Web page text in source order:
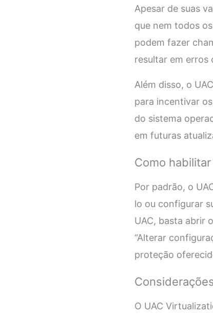
Apesar de suas
que nem todos
podem fazer
resultar em erros
Além disso, o
para incentivar
do sistema
em futuras
Como
Por padrão, o
lo ou configurar
UAC, basta abrir
“Alterar
proteção
O UAC